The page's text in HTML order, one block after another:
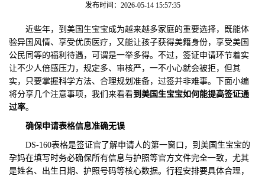
发布时间：2026-05-14 15:57:35
近些年，到美国生宝宝成为越来越多家庭的重要选择，既能体
验异国风情、享受优质医疗，又能让孩子获得美籍身份，享受美国
公民同等的福利待遇，可谓是一举多得。不过，签证申请环节着实
让不少人倍感压力，规定多、审核严，一不小心就会被拒，但其
实，只要掌握科学方法、合理规划准备，过签并非难事。下面小编
将分享几个注意事项，我们来看看到美国生宝宝如何能提高签证通
过率。
确保申请表格信息准确无误
DS-160表格是签证官了解申请人的第一窗口，到美国生宝宝的
孕妈在填写时务必确保所有信息与护照等官方文件完全一致，尤其
是姓名、出生日期、护照号码等核心数据。行程安排要具体合理，